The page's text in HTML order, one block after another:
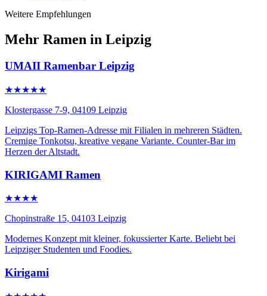
Weitere Empfehlungen
Mehr Ramen in Leipzig
UMAII Ramenbar Leipzig
★★★★★
Klostergasse 7-9, 04109 Leipzig
Leipzigs Top-Ramen-Adresse mit Filialen in mehreren Städten.
Cremige Tonkotsu, kreative vegane Variante. Counter-Bar im
Herzen der Altstadt.
KIRIGAMI Ramen
★★★★
Chopinstraße 15, 04103 Leipzig
Modernes Konzept mit kleiner, fokussierter Karte. Beliebt bei
Leipziger Studenten und Foodies.
Kirigami